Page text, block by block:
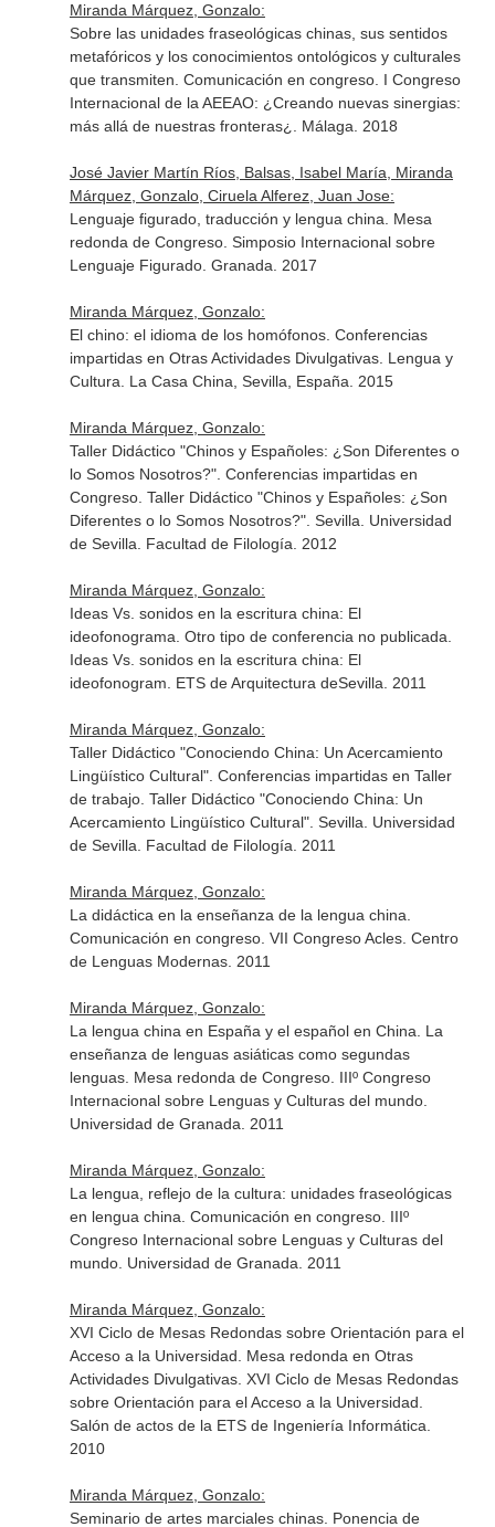
Miranda Márquez, Gonzalo:
Sobre las unidades fraseológicas chinas, sus sentidos
metafóricos y los conocimientos ontológicos y culturales
que transmiten. Comunicación en congreso. I Congreso
Internacional de la AEEAO: ¿Creando nuevas sinergias:
más allá de nuestras fronteras¿. Málaga. 2018
José Javier Martín Ríos, Balsas, Isabel María, Miranda
Márquez, Gonzalo, Ciruela Alferez, Juan Jose:
Lenguaje figurado, traducción y lengua china. Mesa
redonda de Congreso. Simposio Internacional sobre
Lenguaje Figurado. Granada. 2017
Miranda Márquez, Gonzalo:
El chino: el idioma de los homófonos. Conferencias
impartidas en Otras Actividades Divulgativas. Lengua y
Cultura. La Casa China, Sevilla, España. 2015
Miranda Márquez, Gonzalo:
Taller Didáctico "Chinos y Españoles: ¿Son Diferentes o
lo Somos Nosotros?". Conferencias impartidas en
Congreso. Taller Didáctico "Chinos y Españoles: ¿Son
Diferentes o lo Somos Nosotros?". Sevilla. Universidad
de Sevilla. Facultad de Filología. 2012
Miranda Márquez, Gonzalo:
Ideas Vs. sonidos en la escritura china: El
ideofonograma. Otro tipo de conferencia no publicada.
Ideas Vs. sonidos en la escritura china: El
ideofonogram. ETS de Arquitectura deSevilla. 2011
Miranda Márquez, Gonzalo:
Taller Didáctico "Conociendo China: Un Acercamiento
Lingüístico Cultural". Conferencias impartidas en Taller
de trabajo. Taller Didáctico "Conociendo China: Un
Acercamiento Lingüístico Cultural". Sevilla. Universidad
de Sevilla. Facultad de Filología. 2011
Miranda Márquez, Gonzalo:
La didáctica en la enseñanza de la lengua china.
Comunicación en congreso. VII Congreso Acles. Centro
de Lenguas Modernas. 2011
Miranda Márquez, Gonzalo:
La lengua china en España y el español en China. La
enseñanza de lenguas asiáticas como segundas
lenguas. Mesa redonda de Congreso. IIIº Congreso
Internacional sobre Lenguas y Culturas del mundo.
Universidad de Granada. 2011
Miranda Márquez, Gonzalo:
La lengua, reflejo de la cultura: unidades fraseológicas
en lengua china. Comunicación en congreso. IIIº
Congreso Internacional sobre Lenguas y Culturas del
mundo. Universidad de Granada. 2011
Miranda Márquez, Gonzalo:
XVI Ciclo de Mesas Redondas sobre Orientación para el
Acceso a la Universidad. Mesa redonda en Otras
Actividades Divulgativas. XVI Ciclo de Mesas Redondas
sobre Orientación para el Acceso a la Universidad.
Salón de actos de la ETS de Ingeniería Informática.
2010
Miranda Márquez, Gonzalo:
Seminario de artes marciales chinas. Ponencia de